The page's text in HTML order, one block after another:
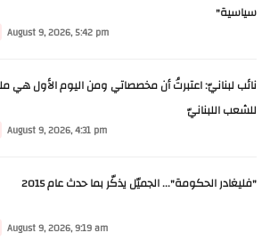
سياسية"
August 9, 2026, 5:42 pm
نائب لبنانيّ: اعتبرتُ أن مخصصاتي ومن اليوم الأول هي
للشعب اللبنانيّ
August 9, 2026, 4:31 pm
"فليغادر الحكومة"... الجميّل يذكّر بما حدث عام 2015
August 9, 2026, 9:19 am